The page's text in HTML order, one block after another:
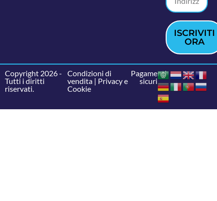
ISCRIVITI
ORA
Copyright 2026 -
Tutti i diritti
riservati.
Condizioni di
vendita| Privacy e
Cookie
Pagamenti
sicuri